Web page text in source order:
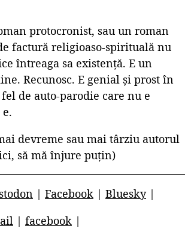
protocronist, sau un roman
factură religioaso-spirituală nu
întreaga sa existență. E un
Recunosc. E genial și prost în
de auto-parodie care nu e
devreme sau mai târziu autorul
să mă înjure puțin)
| Facebook | Bluesky|
| facebook |